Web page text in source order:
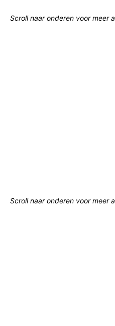
Scroll naar onderen voor meer
Scroll naar onderen voor meer